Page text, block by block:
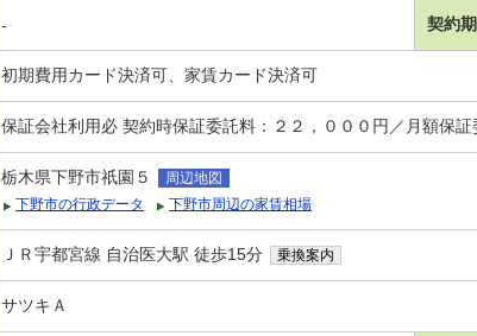
- 契約
初期費用カード決済可、家賃カード決済可
保証会社利用必 契約時保証委託料：２２，０００円／月額保
栃木県下野市祇園５
周辺地図
下野市の行政データ
下野市周辺の家賃相場
ＪＲ宇都宮線 自治医大駅 徒歩15分 乗換案内
サツキＡ